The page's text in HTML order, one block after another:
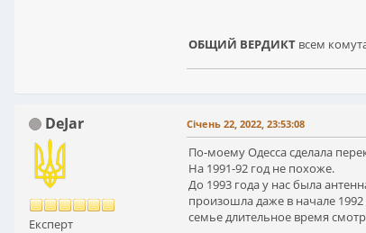
ОБЩИЙ ВЕРДИКТ всем
DeJar
Експерт
Січень 22, 2022, 23:53:08
По-моему Одесса сделала
На 1991-92 год не похоже.
До 1993 года у нас была
произошла даже в начале
семье длительное время